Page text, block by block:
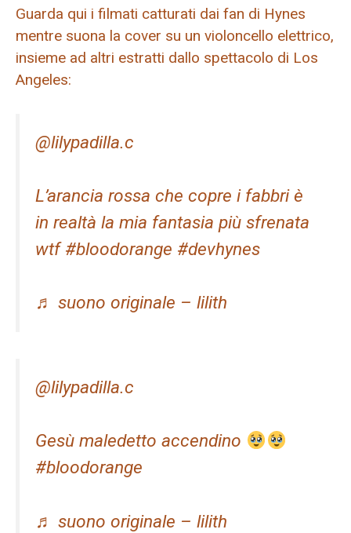
Guarda qui i filmati catturati dai fan di Hynes
mentre suona la cover su un violoncello elettrico,
insieme ad altri estratti dallo spettacolo di Los
Angeles:
@lilypadilla.c
L’arancia rossa che copre i fabbri è
in realtà la mia fantasia più sfrenata
wtf #bloodorange #devhynes
♬ suono originale – lilith
@lilypadilla.c
Gesù maledetto accendino
#bloodorange
♬ suono originale – lilith